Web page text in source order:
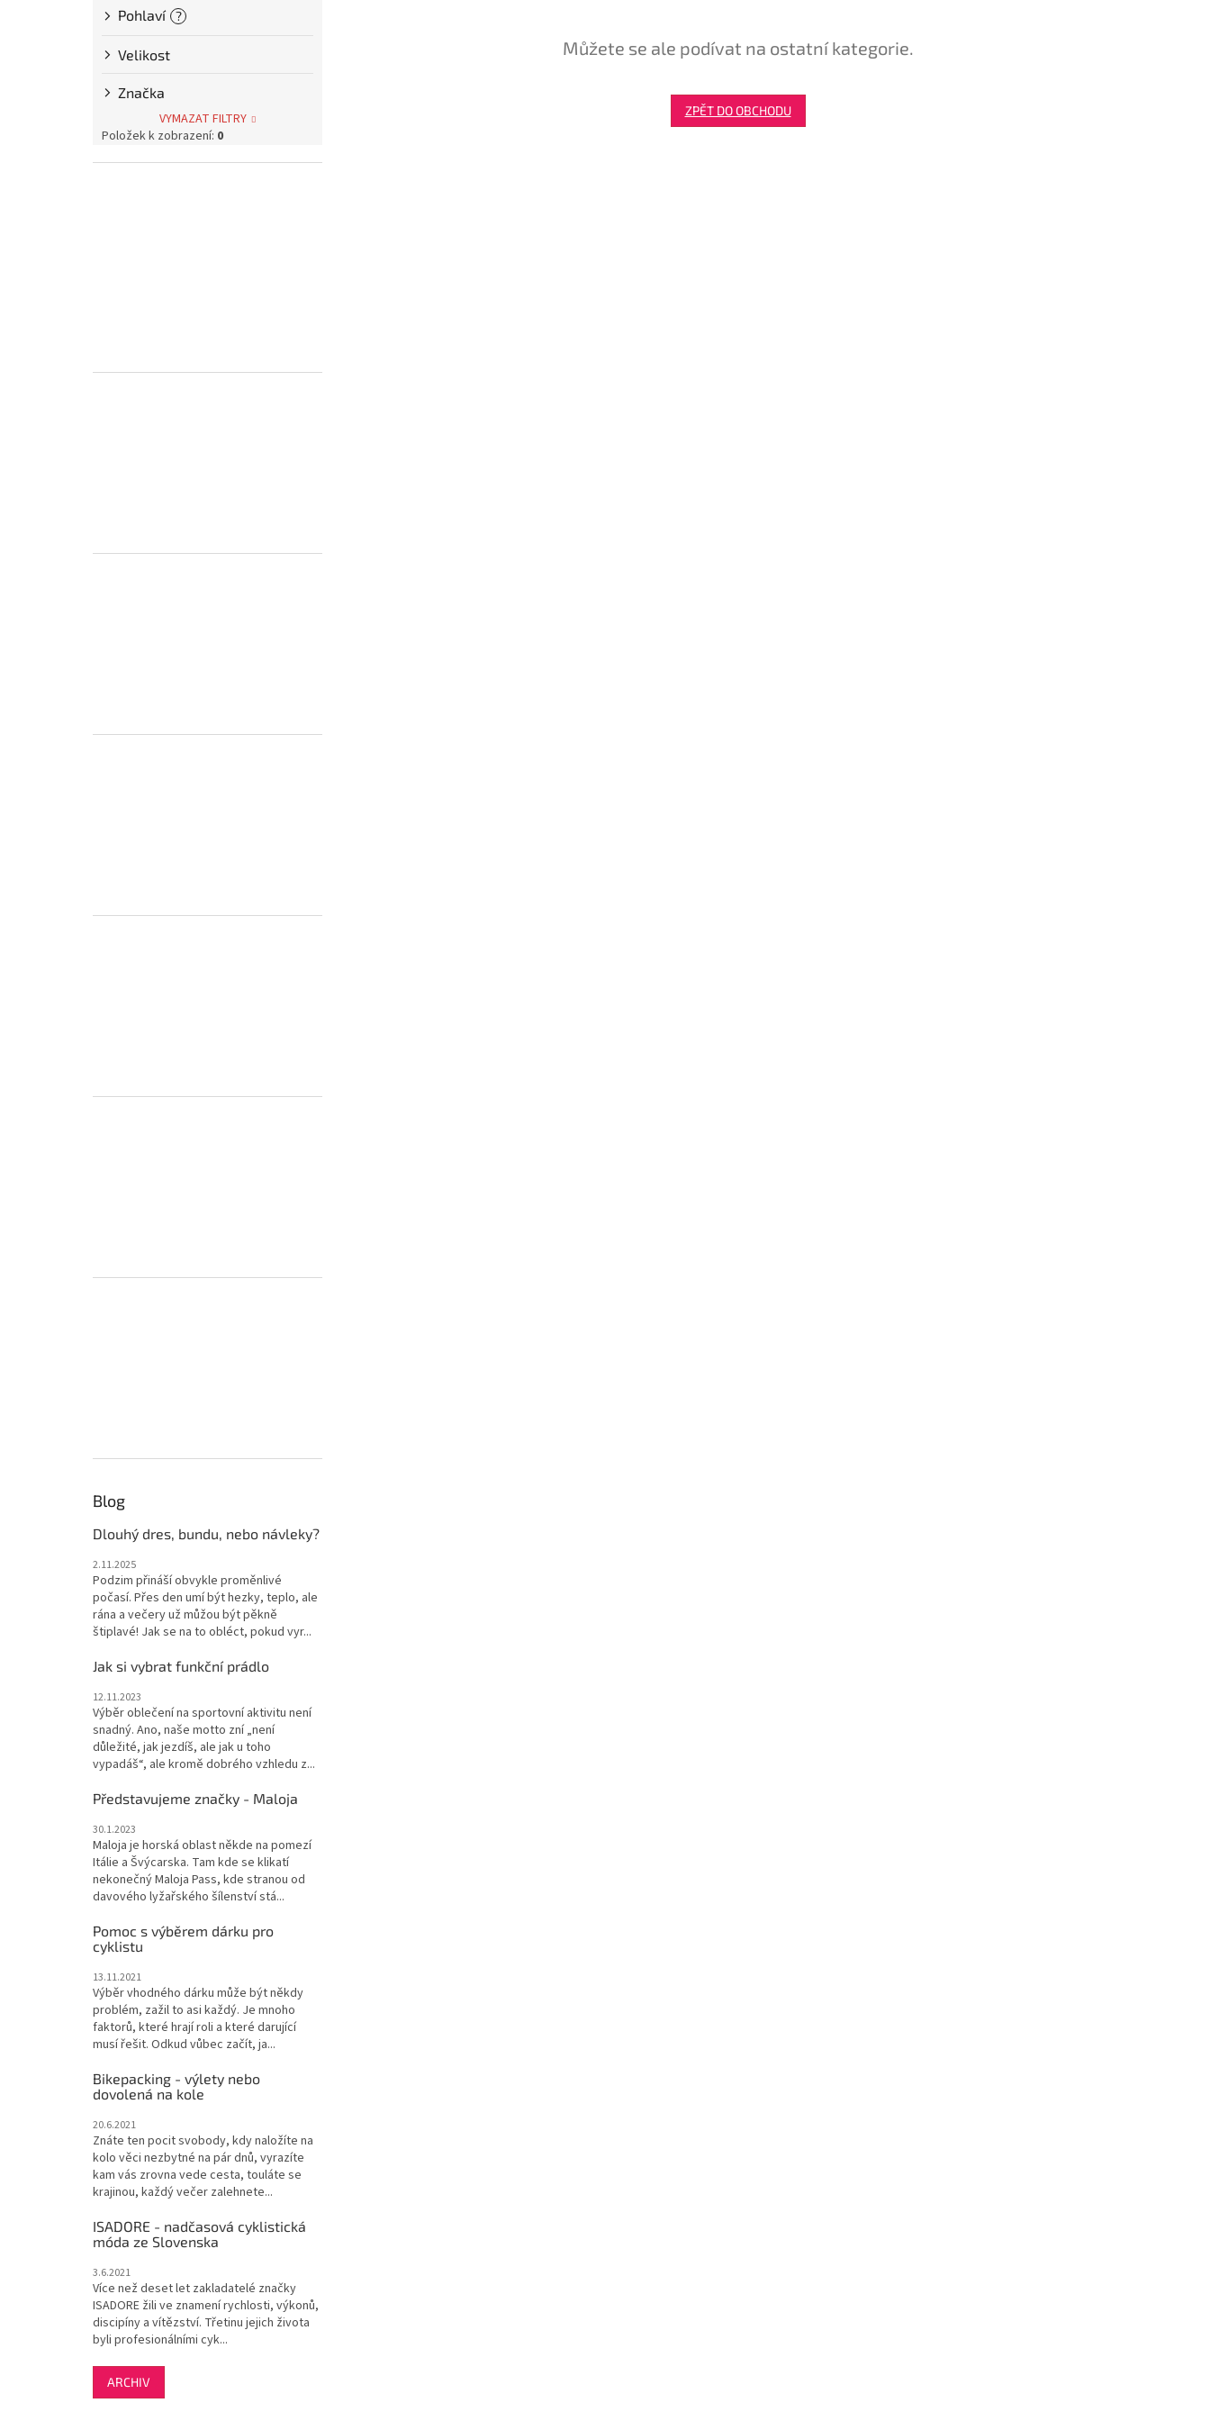
Pohlaví ?
Velikost
Značka
VYMAZAT FILTRY
Položek k zobrazení: 0
Blog
Dlouhý dres, bundu, nebo návleky?
2.11.2025
Podzim přináší obvykle proměnlivé
počasí. Přes den umí být hezky, teplo, ale
rána a večery už můžou být pěkně
štiplavé! Jak se na to obléct, pokud vyr...
Jak si vybrat funkční prádlo
12.11.2023
Výběr oblečení na sportovní aktivitu není
snadný. Ano, naše motto zní „není
důležité, jak jezdíš, ale jak u toho
vypadáš“, ale kromě dobrého vzhledu z...
Představujeme značky - Maloja
30.1.2023
Maloja je horská oblast někde na pomezí
Itálie a Švýcarska. Tam kde se klikatí
nekonečný Maloja Pass, kde stranou od
davového lyžařského šílenství stá...
Pomoc s výběrem dárku pro
cyklistu
13.11.2021
Výběr vhodného dárku může být někdy
problém, zažil to asi každý. Je mnoho
faktorů, které hrají roli a které darující
musí řešit. Odkud vůbec začít, ja...
Bikepacking - výlety nebo
dovolená na kole
20.6.2021
Znáte ten pocit svobody, kdy naložíte na
kolo věci nezbytné na pár dnů, vyrazíte
kam vás zrovna vede cesta, touláte se
krajinou, každý večer zalehnete...
ISADORE - nadčasová cyklistická
móda ze Slovenska
3.6.2021
Více než deset let zakladatelé značky
ISADORE žili ve znamení rychlosti, výkonů,
discipíny a vítězství. Třetinu jejich života
byli profesionálními cyk...
ARCHIV
Můžete se ale podívat na ostatní kategorie.
ZPĚT DO OBCHODU